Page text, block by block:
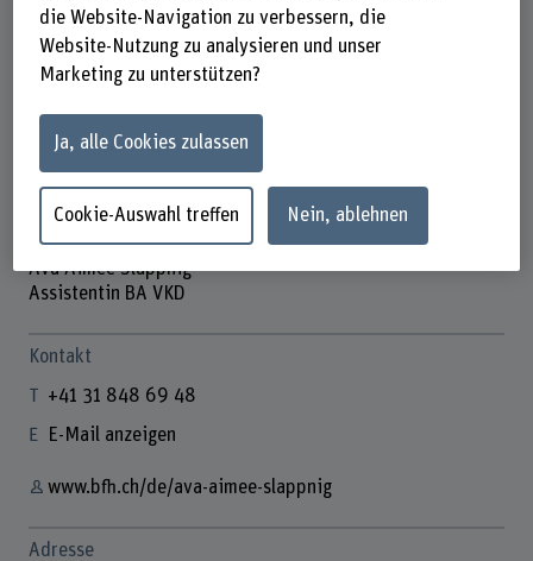
Ava Aimée Slappnig
Assistentin BA VKD
Kontakt
+41 31 848 69 48
E-Mail anzeigen
www.bfh.ch/de/ava-aimee-slappnig
Adresse
die Website-Navigation zu verbessern, die
Website-Nutzung zu analysieren und unser
Marketing zu unterstützen?
Ja, alle Cookies zulassen
Cookie-Auswahl treffen Nein, ablehnen